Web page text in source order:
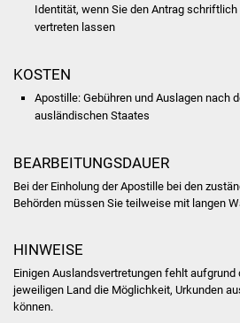
ÖPNV
Abfall
Identität, wenn Sie den Antrag
vertreten lassen
KOSTEN
Apostille: Gebühren und Auslagen nach
ausländischen Staates
BEARBEITUNGSDAUER
Bei der Einholung der Apostille bei den
Behörden müssen Sie teilweise mit langen
HINWEISE
Einigen Auslandsvertretungen fehlt aufgrund
jeweiligen Land die Möglichkeit, Urkunden
können.